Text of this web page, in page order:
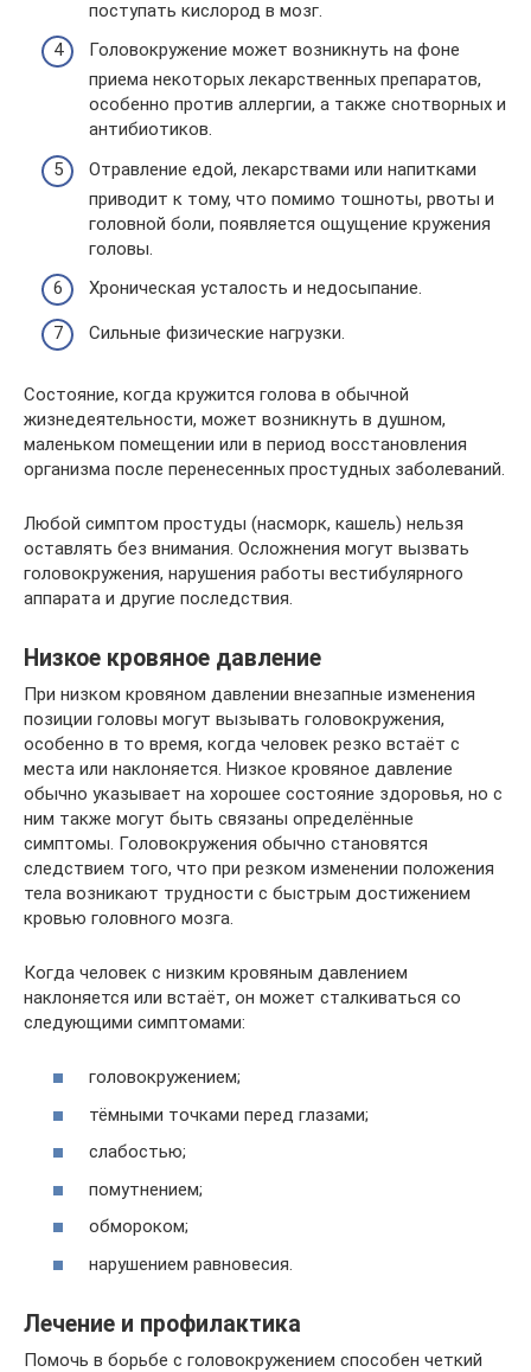
поступать кислород в мозг.
Головокружение может возникнуть на фоне
приема некоторых лекарственных препаратов,
особенно против аллергии, а также снотворных и
антибиотиков.
Отравление едой, лекарствами или напитками
приводит к тому, что помимо тошноты, рвоты и
головной боли, появляется ощущение кружения
головы.
Хроническая усталость и недосыпание.
Сильные физические нагрузки.
Состояние, когда кружится голова в обычной
жизнедеятельности, может возникнуть в душном,
маленьком помещении или в период восстановления
организма после перенесенных простудных заболеваний.
Любой симптом простуды (насморк, кашель) нельзя
оставлять без внимания. Осложнения могут вызвать
головокружения, нарушения работы вестибулярного
аппарата и другие последствия.
Низкое кровяное давление
При низком кровяном давлении внезапные изменения
позиции головы могут вызывать головокружения,
особенно в то время, когда человек резко встаёт с
места или наклоняется. Низкое кровяное давление
обычно указывает на хорошее состояние здоровья, но с
ним также могут быть связаны определённые
симптомы. Головокружения обычно становятся
следствием того, что при резком изменении положения
тела возникают трудности с быстрым достижением
кровью головного мозга.
Когда человек с низким кровяным давлением
наклоняется или встаёт, он может сталкиваться со
следующими симптомами:
головокружением;
тёмными точками перед глазами;
слабостью;
помутнением;
обмороком;
нарушением равновесия.
Лечение и профилактика
Помочь в борьбе с головокружением способен четкий